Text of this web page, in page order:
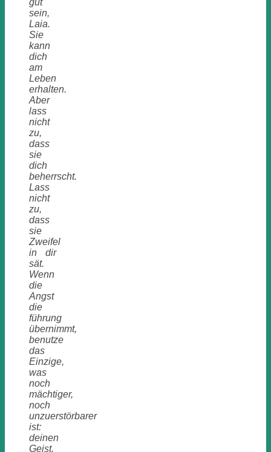
sein,
Laia.
Sie
kann
dich
am
Leben
erhalten.
Aber
lass
nicht
zu,
dass
sie
dich
beherrscht.
Lass
nicht
zu,
dass
sie
Zweifel
in dir
sät.
Wenn
die
Angst
die
führung
übernimmt,
benutze
das
Einzige,
was
noch
mächtiger,
noch
unzuerstörbarer
ist:
deinen
Geist.